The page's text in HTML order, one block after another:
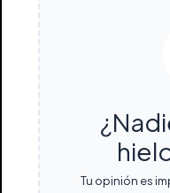
Tu opinión es